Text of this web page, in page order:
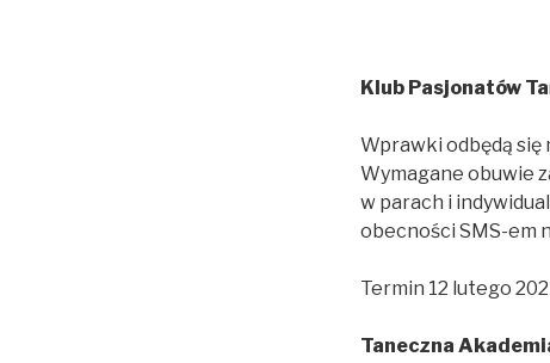
Klub Pasjonatów
Wprawki odbędą się
Wymagane obuwie
w parach i
obecności SMS-em
Termin 12 lutego
Taneczna